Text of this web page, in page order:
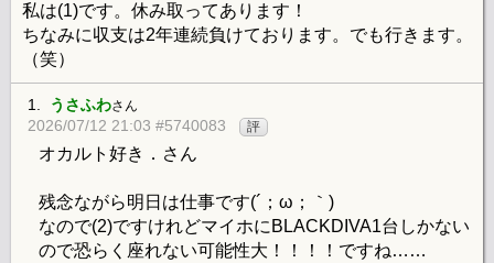
私は(1)です。休み取ってあります！
ちなみに収支は2年連続負けております。でも行きます。
（笑）
1. うさふわさん
2026/07/12 21:03 #5740083 評
オカルト好き．さん
残念ながら明日は仕事です(´；ω；｀)
なので(2)ですけれどマイホにBLACKDIVA1台しかない
ので恐らく座れない可能性大！！！！ですね……